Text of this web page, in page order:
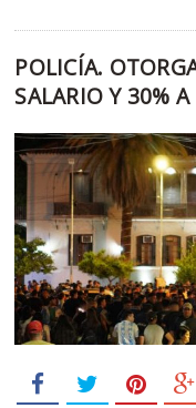
POLICÍA.
SALARIO Y 30%